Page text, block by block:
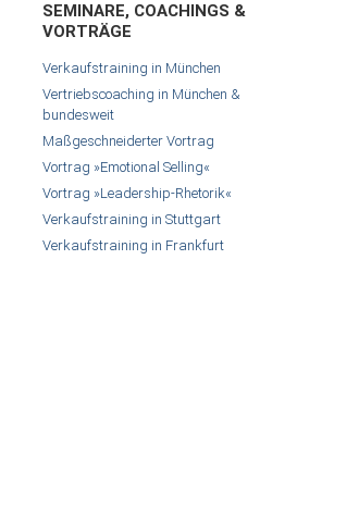
SEMINARE, COACHINGS &
VORTRÄGE
Verkaufstraining in München
Vertriebscoaching in München &
bundesweit
Maßgeschneiderter Vortrag
Vortrag »Emotional Selling«
Vortrag »Leadership-Rhetorik«
Verkaufstraining in Stuttgart
Verkaufstraining in Frankfurt